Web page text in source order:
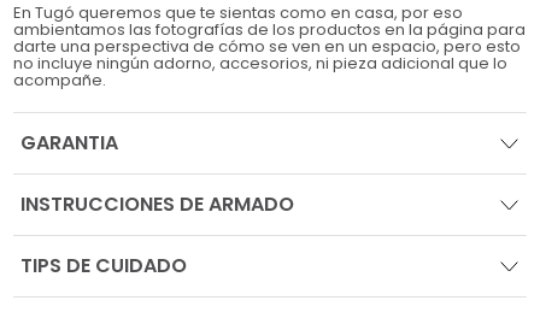
En Tugó queremos que te sientas como en casa, por eso
ambientamos las fotografías de los productos en la página para
darte una perspectiva de cómo se ven en un espacio, pero esto
no incluye ningún adorno, accesorios, ni pieza adicional que lo
acompañe.
GARANTIA
INSTRUCCIONES DE ARMADO
TIPS DE CUIDADO